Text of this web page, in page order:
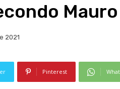
2021
Pinterest